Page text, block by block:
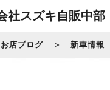
社スズキ自販中部
お店ブログ 新車情報